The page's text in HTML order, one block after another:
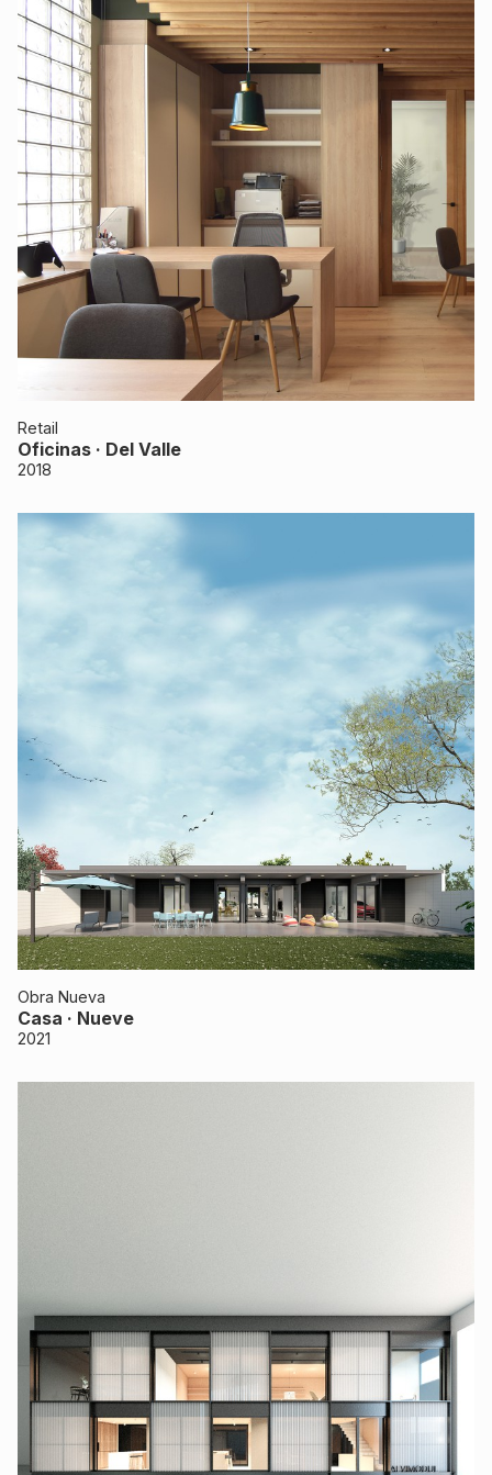
Retail
Oficinas · Del Valle
2018
Obra Nueva
Casa · Nueve
2021